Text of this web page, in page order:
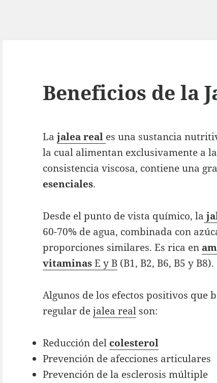
Beneficios de la
Lajalea real es una sustancia
la cual alimentan exclusivamente a
consistencia viscosa, contiene una
esenciales.
Desde el punto de vista químico, la
60-70% de agua, combinada con
proporciones similares. Es rica en
vitaminasE y B (B1, B2, B6, B5 y B8).
Algunos de los efectos positivos que
regular dejalea real son:
Reducción del colesterol
Prevención de afecciones articulares
Prevención de la esclerosis múltiple